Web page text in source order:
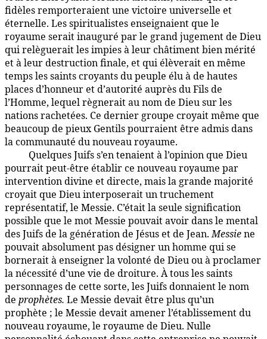
fidèles remporteraient une victoire universelle et
éternelle. Les spiritualistes enseignaient que le
royaume serait inauguré par le grand jugement de Dieu
qui relèguerait les impies à leur châtiment bien mérité
et à leur destruction finale, et qui élèverait en même
temps les saints croyants du peuple élu à de hautes
places d’honneur et d’autorité auprès du Fils de
l’Homme, lequel règnerait au nom de Dieu sur les
nations rachetées. Ce dernier groupe croyait même que
beaucoup de pieux Gentils pourraient être admis dans
la communauté du nouveau royaume.
Quelques Juifs s’en tenaient à l’opinion que Dieu
pourrait peut-être établir ce nouveau royaume par
intervention divine et directe, mais la grande majorité
croyait que Dieu interposerait un truchement
représentatif, le Messie. C’était la seule signification
possible que le mot Messie pouvait avoir dans le mental
des Juifs de la génération de Jésus et de Jean.Messiene
pouvait absolument pas désigner un homme qui se
bornerait à enseigner la volonté de Dieu ou à proclamer
la nécessité d’une vie de droiture. À tous les saints
personnages de cette sorte, les Juifs donnaient le nom
de prophètes. Le Messie devait être plus qu’un
prophète ; le Messie devait amener l’établissement du
nouveau royaume, le royaume de Dieu. Nulle